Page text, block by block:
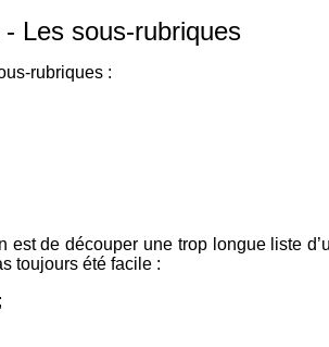
Les sous-rubriques
rubriques :
est de découper une trop longue liste
toujours été facile :